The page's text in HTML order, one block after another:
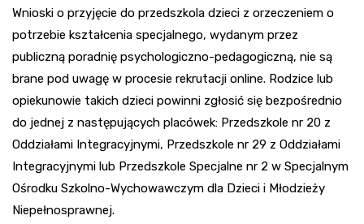
Wnioski o przyjęcie do przedszkola dzieci z orzeczeniem o
potrzebie kształcenia specjalnego, wydanym przez
publiczną poradnię psychologiczno-pedagogiczną, nie są
brane pod uwagę w procesie rekrutacji online. Rodzice lub
opiekunowie takich dzieci powinni zgłosić się bezpośrednio
do jednej z następujących placówek: Przedszkole nr 20 z
Oddziałami Integracyjnymi, Przedszkole nr 29 z Oddziałami
Integracyjnymi lub Przedszkole Specjalne nr 2 w Specjalnym
Ośrodku Szkolno-Wychowawczym dla Dzieci i Młodzieży
Niepełnosprawnej.